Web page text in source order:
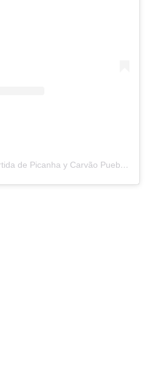
Una publicación compartida de Picanha y Carvão Puebla (@picanhaycarvaopuebla)